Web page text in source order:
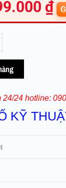
₫.
₫
24 hotline:
KỸ